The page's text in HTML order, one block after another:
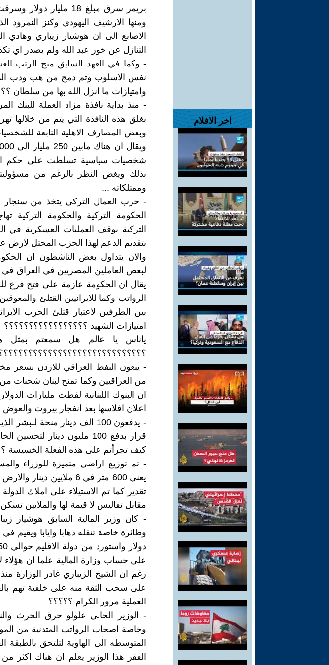
اخر الافلام
بريمر سرق مبلغ 18
ومنها الارشيف اليهودي وكنز
الاصابع الى ان هوشيار زيباري
التنازل عن خور عبد الله ولم يصدر اي
- وكما في العهد السابق منح الرتب
نفس الاسلوب وتم دمج من هب ودب
وامتيازات ما انزل الله بها من سلطان
- منذ بداية نافذة مزاد العملة للبنك
بغلق هذه النافذة التي يتم من خلالها
وبعض المصارف الاهلية التابعة
شخصيات سياسية تسلطت على حكم
بذلك ويغض النظر بالرغم من مسؤوليته
وممتلكاته ...
- حزب العمال التركي يتخذ من سنجار
الحكومة التركية والحكومة التركية
التركية بوقف العمليات العسكرية في
بتقديم الدعم لهذا الحزب المحتل لارض
والان يتداول بعض الناشطون ان
يقال ان الحكومة عازمة على فتح فرع
الرواتب وكما للايرانيين القتلئ
بين الطرفين لاعتبار قتلئ الحرب
امتيازات الشهيد ؟؟؟؟؟؟؟؟؟؟؟؟؟؟؟؟؟
ياناس يا عالم هل سمعتم بمثل
- يبعون النفط العراقي للاردن بسعر
من العراقيين وكما تمنح لبنان شحنات
ان البنوك اللبنانية لفطت مليارات
اعلان افلاسها بعد انفجار بيروت
- يدفعون 100 الف دينار منحة
قرار بدفع 100 مليون دينار
كيف تجرأتم على هذه الفعلة الخسيسة
- تم توزيع اراضي متميزة للوزراء
تقدير كما تم الاستيلاء على املاك
مقابل تفاليس لا قيمة لها والملايين
- كان وزير المالية السابق هوشيار
على حساب وزارة المالية علما ان هؤلاء
على سحب الثقة منه على خلفية تهم
العملية مرور الكرام ؟؟؟؟؟
- الوزير الحالي علولو حرق الحرث
وخاصة اصحاب الرواتب المتدنية من